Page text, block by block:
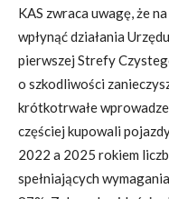
KAS zwraca uwagę, że
wpłynąć działania
pierwszej Strefy
o szkodliwości
krótkotrwałe
częściej kupowali
2022 a 2025 rokiem
spełniających